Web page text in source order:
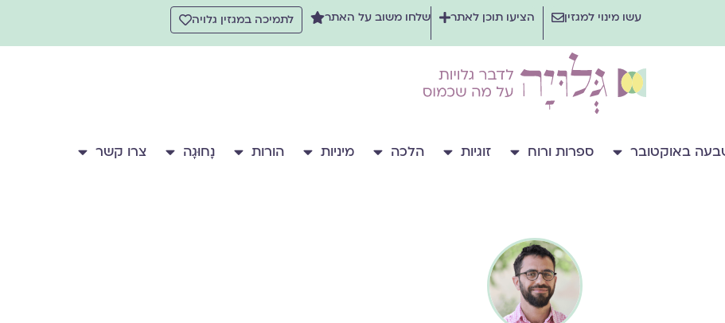
עשו מינוי למגזין הציעו תוכן לאתר שלחו משוב על האתר לתמיכה במגזין גלויה
באוקטובר ספרות ורוח זוגיות הלכה מיניות הורות נָחוּגָה צרו קשר